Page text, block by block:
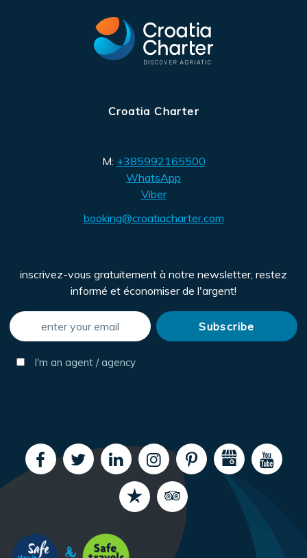
Croatia Charter
M: +385992165500
WhatsApp
Viber
booking@croatiacharter.com
inscrivez-vous gratuitement à notre newsletter, restez
informé et économiser de l'argent!
I'm an agent / agency